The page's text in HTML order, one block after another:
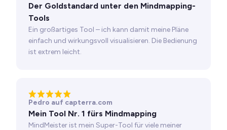
Der Goldstandard unter den Mindmapping-
Tools
Ein großartiges Tool – ich kann damit meine Pläne
einfach und wirkungsvoll visualisieren. Die Bedienung
ist extrem leicht.
Pedro auf capterra.com
Mein Tool Nr. 1 fürs Mindmapping
MindMeister ist mein Super-Tool für viele meiner